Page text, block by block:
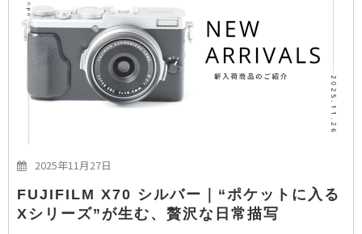
2025年11月27日
FUJIFILM X70 シルバー｜“ポケットに入る
Xシリーズ”が生む、贅沢な日常描写